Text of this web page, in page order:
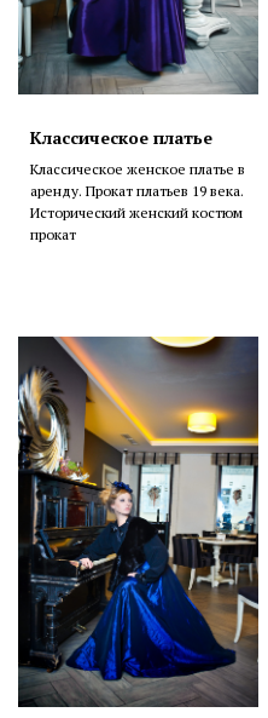
Классическое платье
Классическое женское платье в
аренду. Прокат платьев 19 века.
Исторический женский костюм
прокат